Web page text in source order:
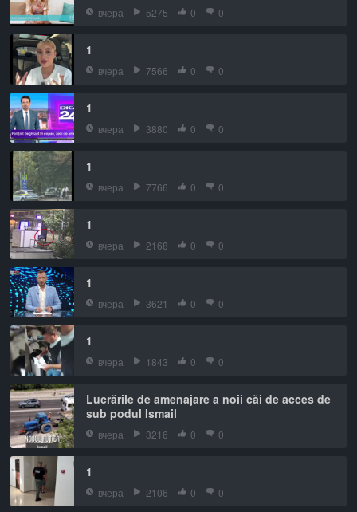
вчера 5275 0 0
1
вчера 7566 0 0
1
вчера 3880 0 0
1
вчера 7766 0 0
1
вчера 2168 0 0
1
вчера 3621 0 0
1
вчера 1843 0 0
Lucrările de amenajare a noii căi de acces de
sub podul Ismail
вчера 3216 0 0
1
вчера 2106 0 0